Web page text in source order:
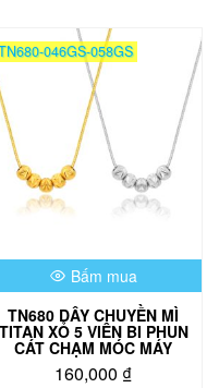
nhiều
biến
thể.
Các
tùy
chọn
trên
trang
sản
phẩm
046GS-058GS
Bấm mua
TN680 DÂY CHUYỀN MÌ
TITAN XỎ 5 VIÊN BI PHUN
CÁT CHẠM MÓC MÁY
160,000 ₫